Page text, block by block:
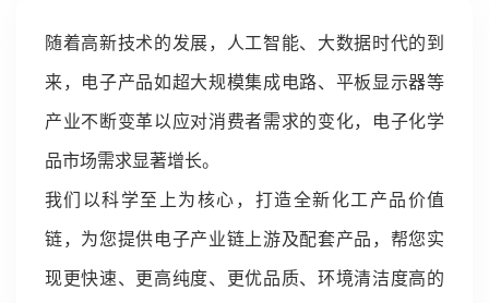
随着高新技术的发展，人工智能、大数据时代的到
来，电子产品如超大规模集成电路、平板显示器等
产业不断变革以应对消费者需求的变化，电子化学
品市场需求显著增长。
我们以科学至上为核心，打造全新化工产品价值
链，为您提供电子产业链上游及配套产品，帮您实
现更快速、更高纯度、更优品质、环境清洁度高的